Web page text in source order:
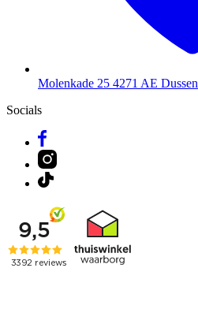
Molenkade 25 4271 AE Dussen
Socials